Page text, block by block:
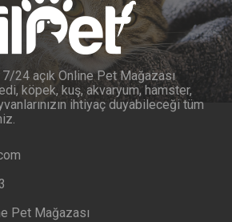
24 açık Online Pet Mağazası
köpek, kuş, akvaryum, hamster,
ihtiyaç duyabileceği tüm
Pet Mağazası